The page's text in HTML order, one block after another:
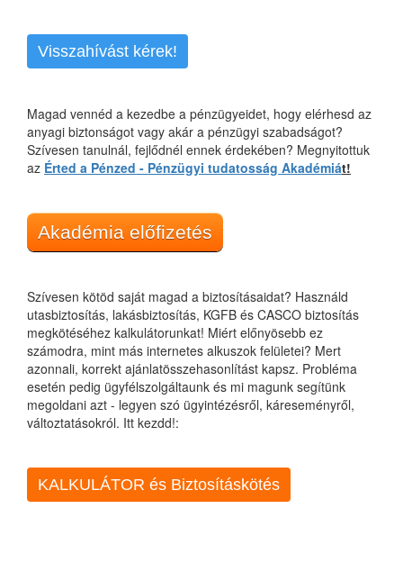
Visszahívást kérek!
Magad vennéd a kezedbe a pénzügyeidet, hogy elérhesd az
anyagi biztonságot vagy akár a pénzügyi szabadságot?
Szívesen tanulnál, fejlődnél ennek érdekében? Megnyitottuk
az Érted a Pénzed - Pénzügyi tudatosság Akadémiát!
Akadémia előfizetés
Szívesen kötöd saját magad a biztosításaidat? Használd
utasbiztosítás, lakásbiztosítás, KGFB és CASCO biztosítás
megkötéséhez kalkulátorunkat! Miért előnyösebb ez
számodra, mint más internetes alkuszok felületei? Mert
azonnali, korrekt ajánlatösszehasonlítást kapsz. Probléma
esetén pedig ügyfélszolgáltaunk és mi magunk segítünk
megoldani azt - legyen szó ügyintézésről, káreseményről,
változtatásokról. Itt kezdd!:
KALKULÁTOR és Biztosításkötés